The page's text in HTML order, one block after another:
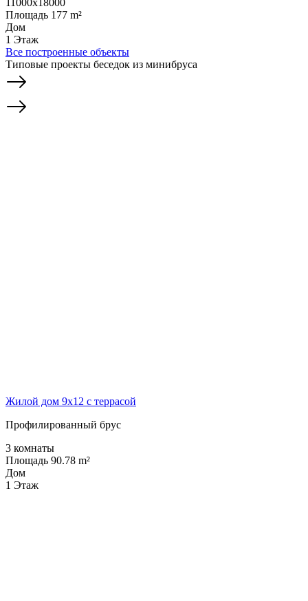
Площадь 177 m²
Дом
1 Этаж
Все построенные объекты
Типовые проекты беседок из минибруса
Жилой дом 9х12 с террасой
Профилированный брус
3 комнаты
Площадь 90.78 m²
Дом
1 Этаж